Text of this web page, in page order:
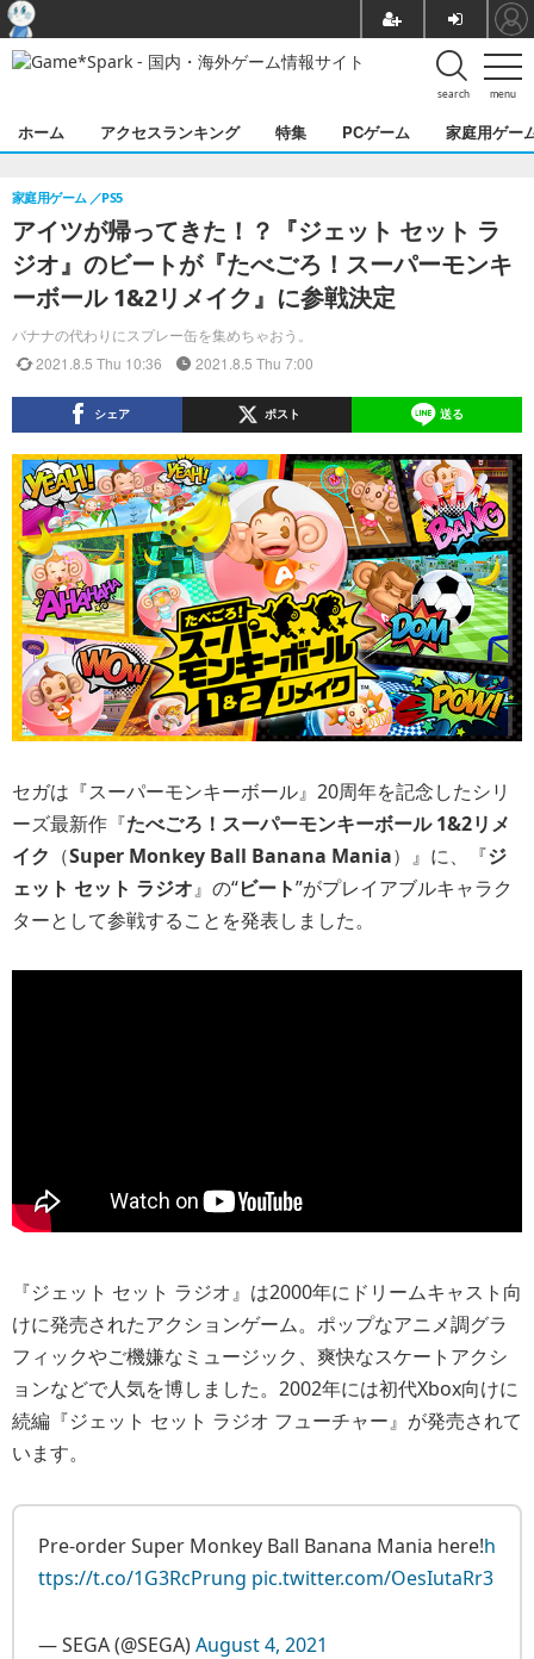
menu
search
ホーム アクセスランキング 特集 PCゲーム 家庭用ゲー
アイツが帰ってきた！？『ジェット セット ラ
ジオ』のビートが『たべごろ！スーパーモンキ
ーボール 1&2リメイク』に参戦決定
バナナの代わりにスプレー缶を集めちゃおう。
家庭用ゲーム PS5
2021.8.5 Thu 10:36 2021.8.5 Thu 7:00
シェア ポスト 送る
セガは『スーパーモンキーボール』20周年を記念したシリ
ーズ最新作『たべごろ！スーパーモンキーボール 1&2リメ
イク （Super Monkey Ball Banana Mania）』に、『ジ
ェット セット ラジオ』の“ビート”がプレイアブルキャラク
ターとして参戦することを発表しました。
『ジェット セット ラジオ』は2000年にドリームキャスト向
けに発売されたアクションゲーム。ポップなアニメ調グラ
フィックやご機嫌なミュージック、爽快なスケートアクシ
ョンなどで人気を博しました。2002年には初代Xbox向けに
続編『ジェット セット ラジオ フューチャー』が発売されて
います。
Pre-order Super Monkey Ball Banana Mania here!h
ttps://t.co/1G3RcPrung pic.twitter.com/OesIutaRr3
— SEGA (@SEGA)August 4, 2021